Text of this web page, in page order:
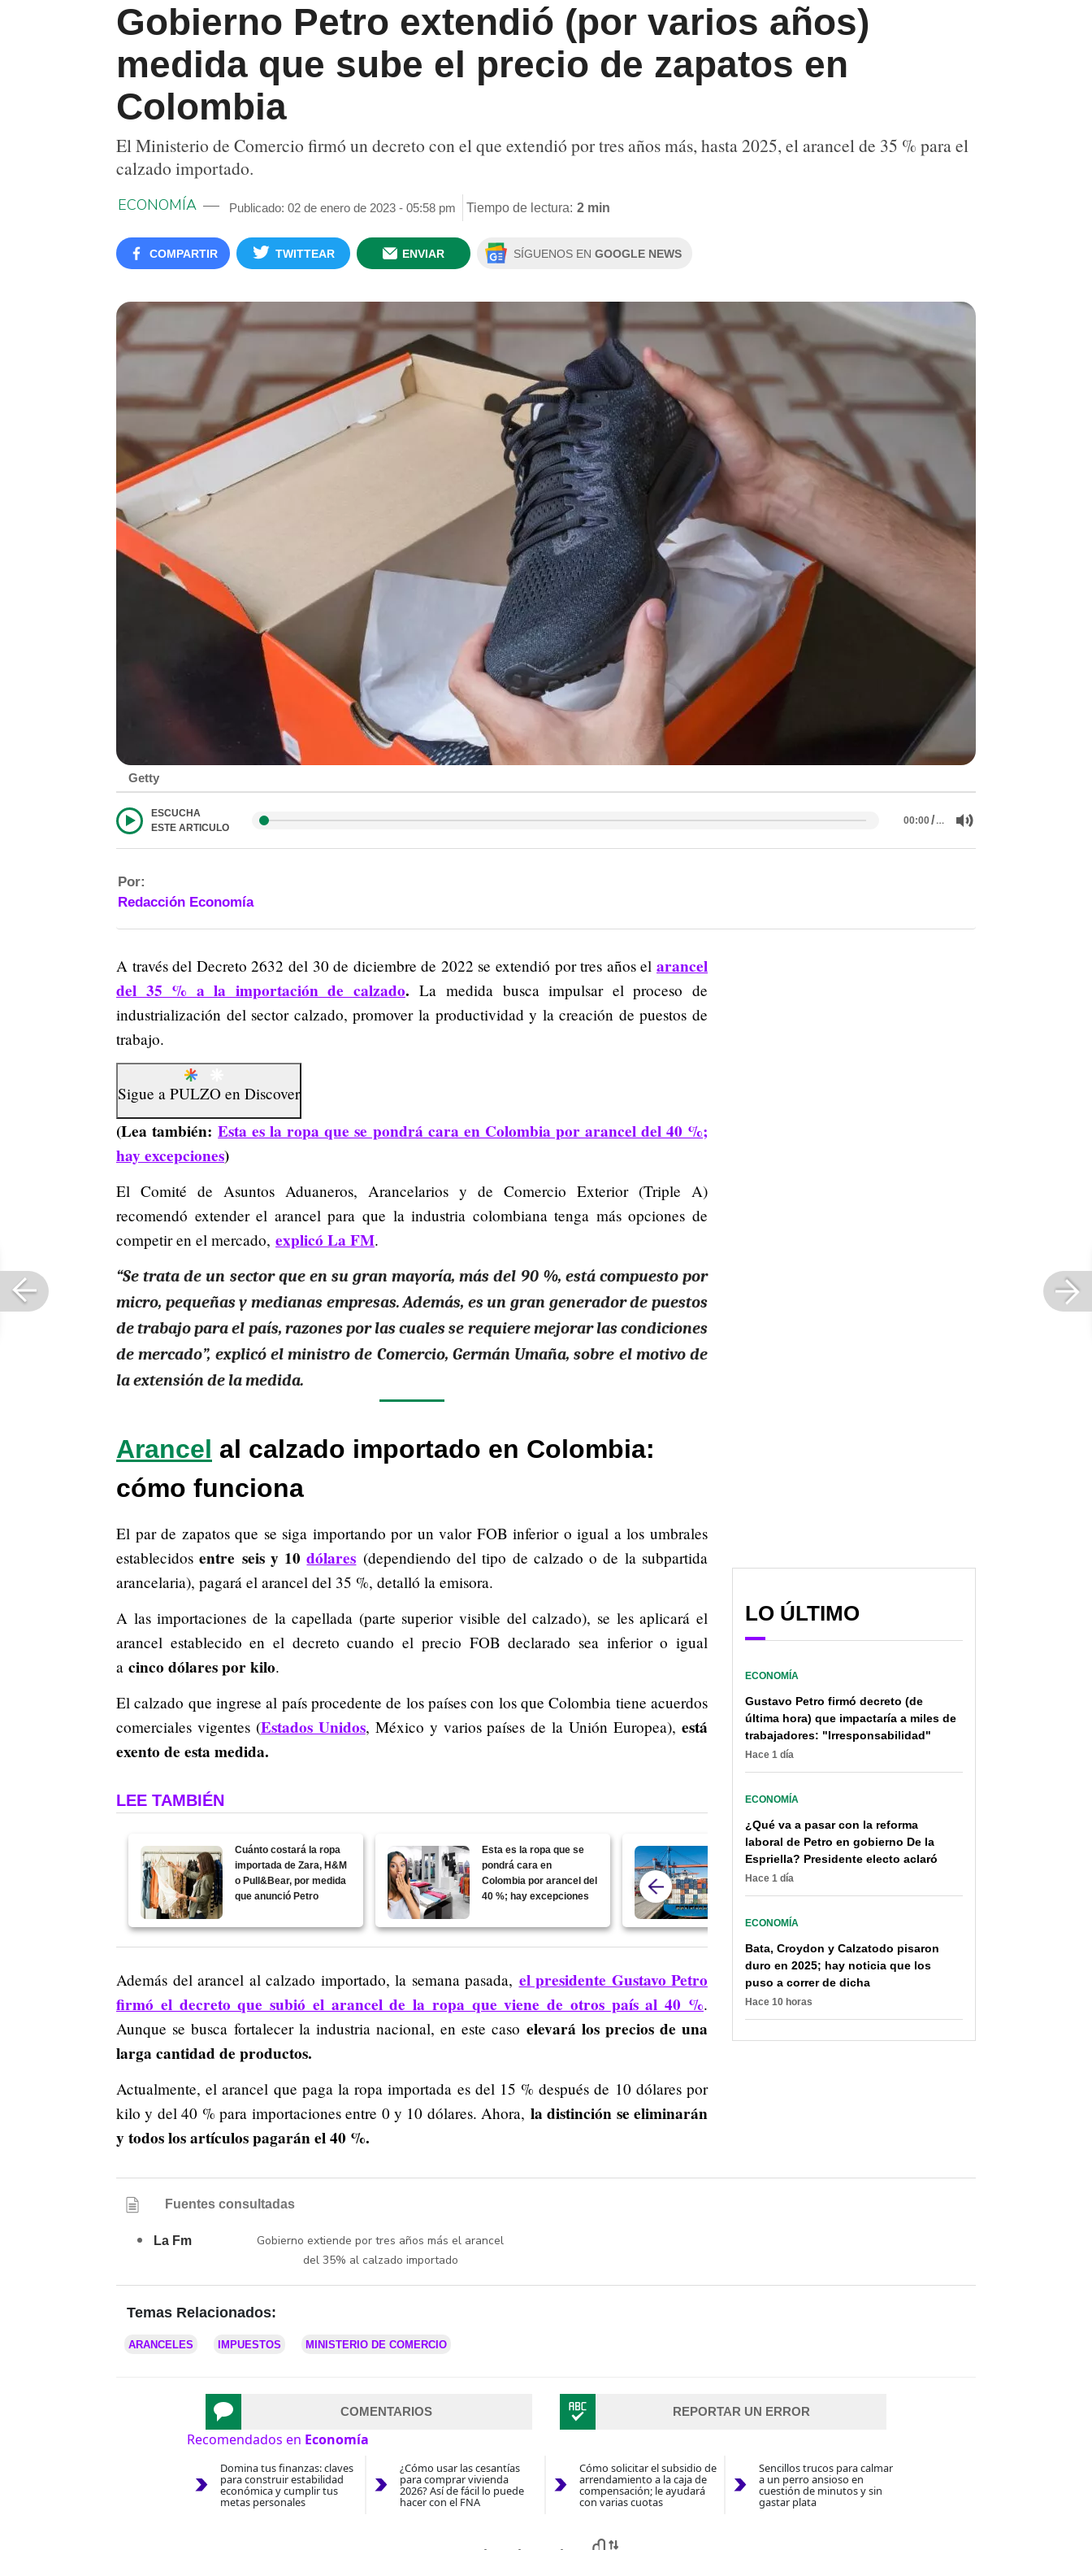
Gobierno Petro extendió (por varios años)
medida que sube el precio de zapatos en
Colombia
El Ministerio de Comercio firmó un decreto con el que extendió por tres años más, hasta 2025, el arancel de 35 % para el
calzado importado.
ECONOMÍA Publicado: 02 de enero de 2023 - 05:58 pm Tiempo de lectura: 2 min
COMPARTIR TWITTEAR ENVIAR SÍGUENOS EN GOOGLE NEWS
Getty
ESCUCHA
ESTE ARTICULO
00:00/…
Por:
Redacción Economía
A través del Decreto 2632 del 30 de diciembre de 2022 se extendió por tres años el arancel
del 35 % a la importación de calzado. La medida busca impulsar el proceso de
industrialización del sector calzado, promover la productividad y la creación de puestos de
trabajo.
Sigue a PULZO en Discover
(Lea también:Esta es la ropa que se pondrá cara en Colombia por arancel del 40 %;
hay excepciones)
El Comité de Asuntos Aduaneros, Arancelarios y de Comercio Exterior (Triple A)
recomendó extender el arancel para que la industria colombiana tenga más opciones de
competir en el mercado, explicó La FM.
“Se trata de un sector que en su gran mayoría, más del 90 %, está compuesto por
micro, pequeñas y medianas empresas. Además, es un gran generador de puestos
de trabajo para el país, razones por las cuales se requiere mejorar las condiciones
de mercado”, explicó el ministro de Comercio, Germán Umaña, sobre el motivo de
la extensión de la medida.
Arancel al calzado importado en Colombia:
cómo funciona
El par de zapatos que se siga importando por un valor FOB inferior o igual a los umbrales
establecidosentre seis y 10dólares (dependiendo del tipo de calzado o de la subpartida
arancelaria), pagará el arancel del 35 %, detalló la emisora.
A las importaciones de la capellada (parte superior visible del calzado), se les aplicará el
arancel establecido en el decreto cuando el precio FOB declarado sea inferior o igual
a cinco dólares por kilo.
El calzado que ingrese al país procedente de los países con los que Colombia tiene acuerdos
comerciales vigentes (Estados Unidos, México y varios países de la Unión Europea),está
exento de esta medida.
LEE TAMBIÉN
Cuánto costará la ropa
importada de Zara, H&M
o Pull&Bear, por medida
que anunció Petro
Esta es la ropa que se
pondrá cara en
Colombia por arancel del
40 %; hay excepciones
subirían de precio en
Colombia por arancel
que quiere poner Petro
Además del arancel al calzado importado, la semana pasada, el presidente Gustavo Petro
firmó el decreto que subió el arancel de la ropa que viene de otros país al 40 %.
Aunque se busca fortalecer la industria nacional, en este caso elevará los precios de una
larga cantidad de productos.
Actualmente, el arancel que paga la ropa importada es del 15 % después de 10 dólares por
kilo y del 40 % para importaciones entre 0 y 10 dólares. Ahora, la distinción se eliminarán
y todos los artículos pagarán el 40 %.
LO ÚLTIMO
ECONOMÍA
Gustavo Petro firmó decreto (de
última hora) que impactaría a miles de
trabajadores: "Irresponsabilidad"
Hace 1 día
ECONOMÍA
¿Qué va a pasar con la reforma
laboral de Petro en gobierno De la
Espriella? Presidente electo aclaró
Hace 1 día
ECONOMÍA
Bata, Croydon y Calzatodo pisaron
duro en 2025; hay noticia que los
puso a correr de dicha
Hace 10 horas
Fuentes consultadas
La Fm
Gobierno extiende por tres años más el arancel
del 35% al calzado importado
Temas Relacionados:
ARANCELES IMPUESTOS MINISTERIO DE COMERCIO
COMENTARIOS REPORTAR UN ERROR
Recomendados en Economía
Domina tus finanzas: claves
para construir estabilidad
económica y cumplir tus
metas personales
¿Cómo usar las cesantías
para comprar vivienda
2026? Así de fácil lo puede
hacer con el FNA
Cómo solicitar el subsidio de
arrendamiento a la caja de
compensación; le ayudará
con varias cuotas
Sencillos trucos para calmar
a un perro ansioso en
cuestión de minutos y sin
gastar plata